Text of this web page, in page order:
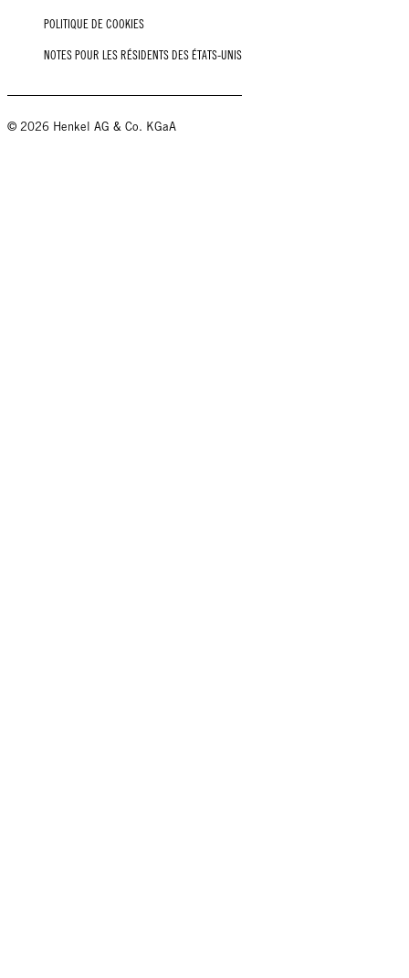
POLITIQUE DE COOKIES
NOTES POUR LES RÉSIDENTS DES ÉTATS-UNIS
© 2026 Henkel AG & Co. KGaA